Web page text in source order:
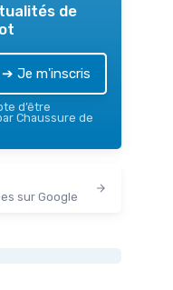
de
➔ Je m'inscris
d’être
Chaussure de
sur Google